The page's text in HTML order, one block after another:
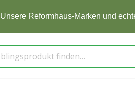
Unsere Reformhaus-Marken und